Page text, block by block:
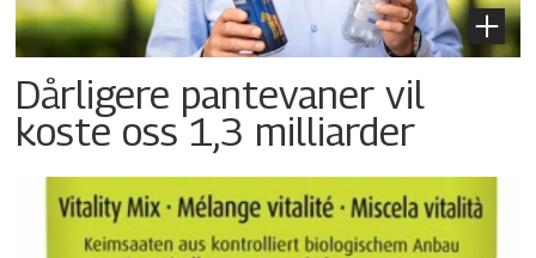
Dårligere pantevaner vil
koste oss 1,3 milliarder